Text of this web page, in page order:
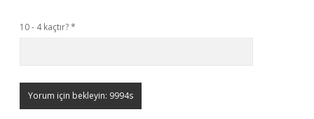
10 - 4 kaçtır?*